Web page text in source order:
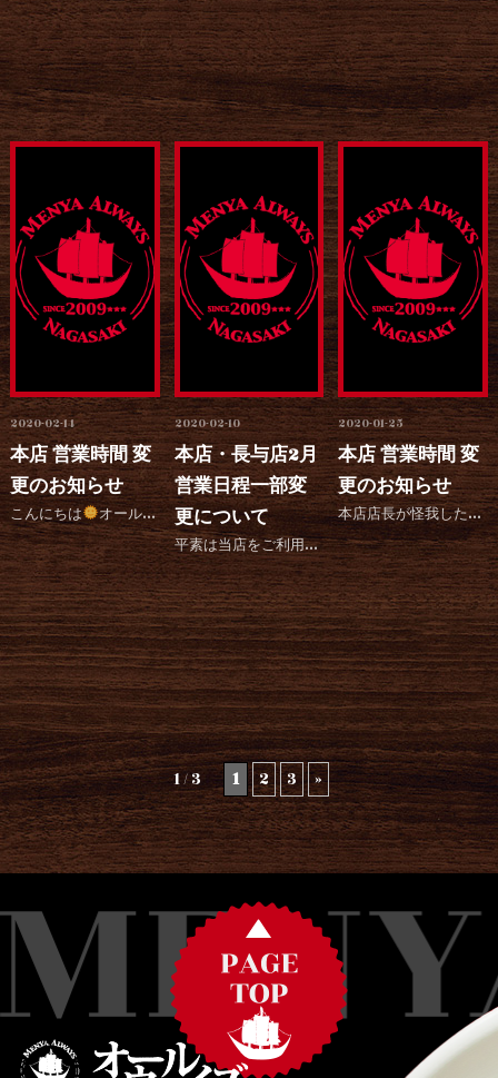
2020-02-14
本店 営業時間 変
更のお知らせ
こんにちは オールウェイズ本店です！ 今日より15時〜18時の時間は営業再開しますのでどうぞよろしくお...
2020-02-10
本店・長与店2月
営業日程一部変
更について
平素は当店をご利用いただき御厚情のほど、心より御礼申し上げます。 表題の件について誠に勝手ではあります...
2020-01-25
本店 営業時間 変
更のお知らせ
本店店長が怪我した為に当分の間15時〜18時まで中休憩をいただきます。 ご来店予定のお客様は大変申し訳...
1 / 3 1 2 3 »